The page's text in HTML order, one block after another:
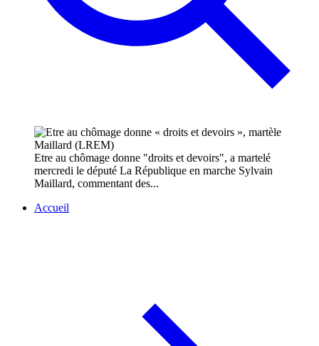
Etre au chômage donne "droits et devoirs", a martelé
mercredi le député La République en marche Sylvain
Maillard, commentant des...
Accueil